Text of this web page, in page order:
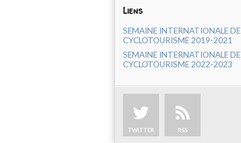
Liens
SEMAINE INTERNATIONALE DE
CYCLOTOURISME 2019-2021
SEMAINE INTERNATIONALE DE
CYCLOTOURISME 2022-2023
TWITTER RSS